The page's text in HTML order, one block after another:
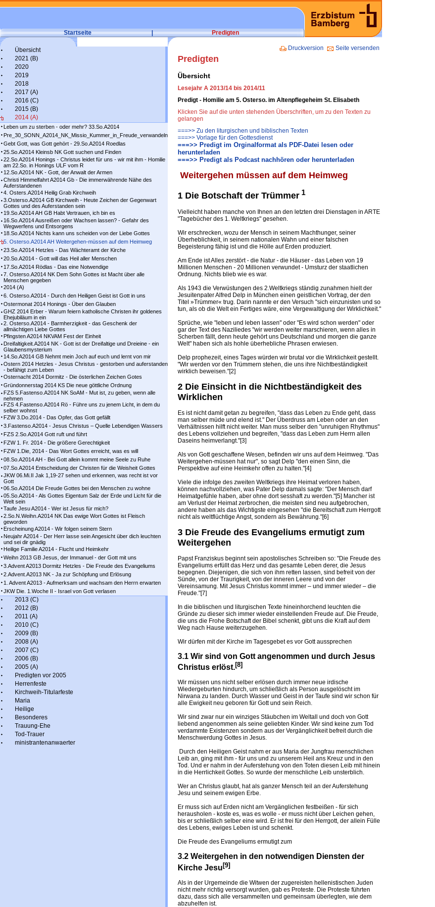
Startseite | Predigten
Übersicht
2021 (B)
2020
2019
2018
2017 (A)
2016 (C)
2015 (B)
2014 (A)
Leben um zu sterben - oder mehr? 33.So.A2014
Pre_30_SONN_A2014_NK_Missio_Kummer_in_Freude_verwandeln
Gebt Gott, was Gott gehört - 29.So.A2014 Roedlas
25.So.A2014 Kleinsb NK Gott suchen und Finden
22.So.A2014 Honings - Christus leidet für uns - wir mit ihm - Homilie
am 22.So. in Honings ULF vom R
12.So.A2014 NK - Gott, der Anwalt der Armen
Christi Himmelfahrt A2014 Gb - Die immerwährende Nähe des
Auferstandenen
4. Osters.A2014 Heilig Grab Kirchweih
3.Osterso.A2014 GB Kirchweih - Heute Zeichen der Gegenwart
Gottes und des Auferstanden sein
19.So.A2014 AH GB Habt Vertrauen, ich bin es
16.So.A2014 Ausreißen oder Wachsen lassen? - Gefahr des
Wegwerfens und Entsorgens
18.So.A2014 Nichts kann uns scheiden von der Liebe Gottes
5. Osterso.A2014 AH Weitergehen-müssen auf dem Heimweg
23.So.A2014 Hetzles - Das Wächteramt der Kirche
20.So.A2014 - Gott will das Heil aller Menschen
17.So.A2014 Rödlas - Das eine Notwendige
7. Osterso.A2014 NK Dem Sohn Gottes ist Macht über alle
Menschen gegeben
2014 (A)
6. Osterso.A2014 - Durch den Heiligen Geist ist Gott in uns
Ostermonat 2014 Honings - Über den Glauben
GHZ 2014 Erber - Warum feiern katholische Christen ihr goldenes
Ehejubiläum in ein
2. Osterso.A2014 - Barmherzigkeit - das Geschenk der
allmächtigen Liebe Gottes
Pfingsten A2014 NKVAM Fest der Einheit
Dreifaltigkeit.A2014 NK - Gott ist der Dreifaltige und Dreieine - ein
Glaubensmysterium
14.So.A2014 GB Nehmt mein Joch auf euch und lernt von mir
Ostern 2014 Hetzles - Jesus Christus - gestorben und auferstanden
- befähigt zum Leben
Osternacht 2014 Dormitz - Die österlichen Zeichen Gotes
Gründonnerstag 2014 KS Die neue göttliche Ordnung
FZS 5.Fastenso.A2014 NK SoAM - Mut ist, zu geben, wenn alle
nehmen
FZS 4.Fastenso.A2014 Rö - Führe uns zu jenem Licht, in dem du
selber wohnst
FZW 3.Do.2014 - Das Opfer, das Gott gefällt
3.Fastenso.A2014 - Jesus Christus – Quelle Lebendigen Wassers
FZS 2.So.A2014 Gott ruft und führt
FZW 1. Fr. 2014 - Die größere Gerechtigkeit
FZW 1.Die, 2014 - Das Wort Gottes erreicht, was es will
08.So.A2014 AH - Bei Gott allein kommt meine Seele zu Ruhe
07.So.A2014 Entscheidung der Christen für die Weisheit Gottes
JKW 06.Mi.II Jak 1,19-27 sehen und erkennen, was recht ist vor
Gott
06.So.A2014 Die Freude Gottes bei den Menschen zu wohne
05.So.A2014 - Als Gottes Eigentum Salz der Erde und Licht für die
Welt sein
Taufe Jesu A2014 - Wer ist Jesus für mich?
2.So.N.Weihn.A2014 NK Das ewige Wort Gottes ist Fleisch
geworden
Erscheinung A2014 - Wir folgen seinem Stern
Neujahr A2014 - Der Herr lasse sein Angesicht über dich leuchten
und sei dir gnädig
Heilige Familie A2014 - Flucht und Heimkehr
Weihn 2013 GB Jesus, der Immanuel - der Gott mit uns
3.Advent A2013 Dormitz Hetzles - Die Freude des Evangeliums
2.Advent.A2013 NK - Ja zur Schöpfung und Erlösung
1. Advent A2013 - Aufmerksam und wachsam den Herrn erwarten
JKW Die. 1.Woche II - Israel von Gott verlasen
2013 (C)
2012 (B)
2011 (A)
2010 (C)
2009 (B)
2008 (A)
2007 (C)
2006 (B)
2005 (A)
Predigten vor 2005
Herrenfeste
Kirchweih-Titularfeste
Maria
Heilige
Besonderes
Trauung-Ehe
Tod-Trauer
ministrantenanwaerter
Druckversion Seite versenden
Predigten
Übersicht
Lesejahr A 2013/14 bis 2014/11
Predigt - Homilie am 5. Osterso. im Altenpflegeheim St. Elisabeth
Klicken Sie auf die unten stehenden Überschriften, um zu den Texten zu
gelangen
===>> Zu den liturgischen und biblischen Texten
===>> Vorlage für den Gottesdienst
===>> Predigt im Orginalformat als PDF-Datei lesen oder
herunterladen
===>> Predigt als Podcast nachhören oder herunterladen
Weitergehen müssen auf dem Heimweg
1 Die Botschaft der Trümmer 1
Vielleicht haben manche von Ihnen an den letzten drei Dienstagen in ARTE
"Tagebücher des 1. Weltkriegs" gesehen.
Wir erschrecken, wozu der Mensch in seinem Machthunger, seiner
Überheblichkeit, in seinem nationalen Wahn und einer falschen
Begeisterung fähig ist und die Hölle auf Erden produziert.
Am Ende ist Alles zerstört - die Natur - die Häuser - das Leben von 19
Millionen Menschen - 20 Millionen verwundet - Umsturz der staatlichen
Ordnung. Nichts blieb wie es war.
Als 1943 die Verwüstungen des 2.Weltkriegs ständig zunahmen hielt der
Jesuitenpater Alfred Delp in München einen geistlichen Vortrag, der den
Titel »Trümmer« trug. Darin nannte er den Versuch "sich einzunisten und so
tun, als ob die Welt ein Fertiges wäre, eine Vergewaltigung der Wirklichkeit."
Sprüche, wie "leben und leben lassen" oder "Es wird schon werden" oder
gar der Text des Naziliedes "wir werden weiter marschieren, wenn alles in
Scherben fällt, denn heute gehört uns Deutschland und morgen die ganze
Welt" haben sich als hohle überhebliche Phrasen erwiesen.
Delp prophezeit, eines Tages würden wir brutal vor die Wirklichkeit gestellt.
"Wir werden vor den Trümmern stehen, die uns ihre Nichtbeständigkeit
wirklich beweisen."[2]
2 Die Einsicht in die Nichtbeständigkeit des
Wirklichen
Es ist nicht damit getan zu begreifen, "dass das Leben zu Ende geht, dass
man selber müde und elend ist." Der Überdruss am Leben oder an den
Verhältnissen hilft nicht weiter. Man muss selber den "unruhigen Rhythmus"
des Lebens vollziehen und begreifen, "dass das Leben zum Herrn allen
Daseins heimverlangt."[3]
Als von Gott geschaffene Wesen, befinden wir uns auf dem Heimweg. "Das
Weitergehen-müssen hat nur", so sagt Delp "den einen Sinn, die
Perspektive auf eine Heimkehr offen zu halten."[4]
Viele die infolge des zweiten Weltkriegs ihre Heimat verloren haben,
können nachvollziehen, was Pater Delp damals sagte: "Der Mensch darf
Heimatgefühle haben, aber ohne dort sesshaft zu werden."[5] Mancher ist
am Verlust der Heimat zerbrochen, die meisten sind neu aufgebrochen,
andere haben als das Wichtigste eingesehen "die Bereitschaft zum Herrgott
nicht als weltflüchtige Angst, sondern als Bewährung."[6]
3 Die Freude des Evangeliums ermutigt zum
Weitergehen
Papst Franziskus beginnt sein apostolisches Schreiben so: "Die Freude des
Evangeliums erfüllt das Herz und das gesamte Leben derer, die Jesus
begegnen. Diejenigen, die sich von ihm retten lassen, sind befreit von der
Sünde, von der Traurigkeit, von der inneren Leere und von der
Vereinsamung. Mit Jesus Christus kommt immer – und immer wieder – die
Freude."[7]
In die biblischen und liturgischen Texte hineinhorchend leuchten die
Gründe zu dieser sich immer wieder einstellenden Freude auf. Die Freude,
die uns die Frohe Botschaft der Bibel schenkt, gibt uns die Kraft auf dem
Weg nach Hause weiterzugehen.
Wir dürfen mit der Kirche im Tagesgebet es vor Gott aussprechen
3.1 Wir sind von Gott angenommen und durch Jesus
Christus erlöst.[8]
Wir müssen uns nicht selber erlösen durch immer neue irdische
Wiedergeburten hindurch, um schließlich als Person ausgelöscht im
Nirwana zu landen. Durch Wasser und Geist in der Taufe sind wir schon für
alle Ewigkeit neu geboren für Gott und sein Reich.
Wir sind zwar nur ein winziges Stäubchen im Weltall und doch von Gott
liebend angenommen als seine geliebten Kinder. Wir sind keine zum Tod
verdammte Existenzen sondern aus der Vergänglichkeit befreit durch die
Menschwerdung Gottes in Jesus.
Durch den Heiligen Geist nahm er aus Maria der Jungfrau menschlichen
Leib an, ging mit ihm - für uns und zu unserem Heil ans Kreuz und in den
Tod. Und er nahm in der Auferstehung von den Toten diesen Leib mit hinein
in die Herrlichkeit Gottes. So wurde der menschliche Leib unsterblich.
Wer an Christus glaubt, hat als ganzer Mensch teil an der Auferstehung
Jesu und seinem ewigen Erbe.
Er muss sich auf Erden nicht am Vergänglichen festbeißen - für sich
herausholen - koste es, was es wolle - er muss nicht über Leichen gehen,
bis er schließlich selber eine wird. Er ist frei für den Herrgott, der allein Fülle
des Lebens, ewiges Leben ist und schenkt.
Die Freude des Evangeliums ermutigt zum
3.2 Weitergehen in den notwendigen Diensten der
Kirche Jesu[9]
Als in der Urgemeinde die Witwen der zugereisten hellenistischen Juden
nicht mehr richtig versorgt wurden, gab es Proteste. Die Proteste führten
dazu, dass sich alle versammelten und gemeinsam überlegten, wie dem
abzuhelfen ist.